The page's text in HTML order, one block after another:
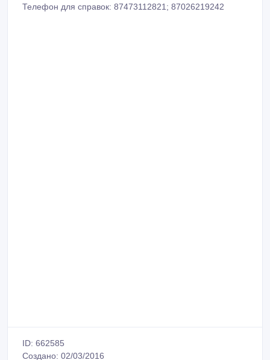
Телефон для справок: 87473112821; 87026219242
ID: 662585
Создано: 02/03/2016